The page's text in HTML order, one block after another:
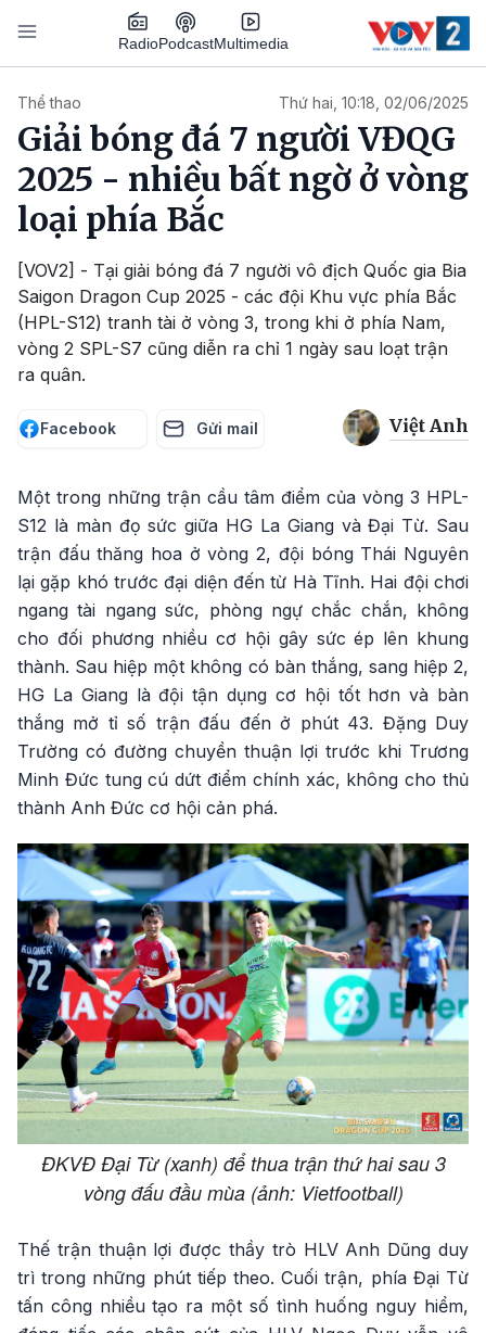
Nhảy đến nội dung
RadioPodcastMultimedia
Thể thao Thứ hai, 10:18, 02/06/2025
Giải bóng đá 7 người VĐQG
2025 - nhiều bất ngờ ở vòng
loại phía Bắc
[VOV2] - Tại giải bóng đá 7 người vô địch Quốc gia Bia
Saigon Dragon Cup 2025 - các đội Khu vực phía Bắc
(HPL-S12) tranh tài ở vòng 3, trong khi ở phía Nam,
vòng 2 SPL-S7 cũng diễn ra chỉ 1 ngày sau loạt trận
ra quân.
Facebook Gửi mail Việt Anh
Một trong những trận cầu tâm điểm của vòng 3 HPL-
S12 là màn đọ sức giữa HG La Giang và Đại Từ. Sau
trận đấu thăng hoa ở vòng 2, đội bóng Thái Nguyên
lại gặp khó trước đại diện đến từ Hà Tĩnh. Hai đội chơi
ngang tài ngang sức, phòng ngự chắc chắn, không
cho đối phương nhiều cơ hội gây sức ép lên khung
thành. Sau hiệp một không có bàn thắng, sang hiệp 2,
HG La Giang là đội tận dụng cơ hội tốt hơn và bàn
thắng mở tỉ số trận đấu đến ở phút 43. Đặng Duy
Trường có đường chuyền thuận lợi trước khi Trương
Minh Đức tung cú dứt điểm chính xác, không cho thủ
thành Anh Đức cơ hội cản phá.
ĐKVĐ Đại Từ (xanh) để thua trận thứ hai sau 3
vòng đấu đầu mùa (ảnh: Vietfootball)
Thế trận thuận lợi được thầy trò HLV Anh Dũng duy
trì trong những phút tiếp theo. Cuối trận, phía Đại Từ
tấn công nhiều tạo ra một số tình huống nguy hiểm,